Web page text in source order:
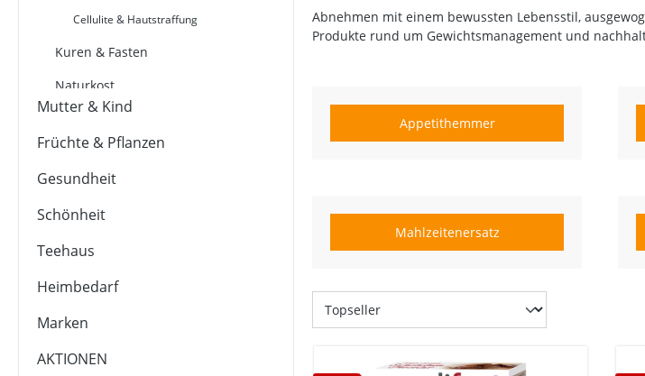
Cellulite & Hautstraffung
Kuren & Fasten
Naturkost
Mutter & Kind
Früchte & Pflanzen
Gesundheit
Schönheit
Teehaus
Heimbedarf
Marken
AKTIONEN
Abnehmen mit einem bewussten Lebensstil,
Produkte rund um Gewichtsmanagement und
Appetithemmer
Mahlzeitenersatz